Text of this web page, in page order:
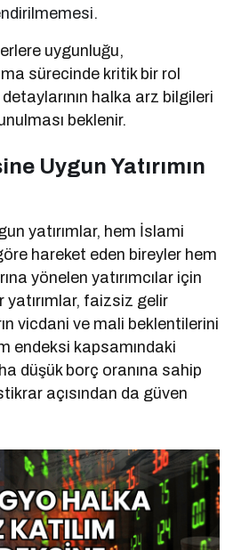
uygunluğu,
sürecinde kritik bir rol
halka arz bilgileri
beklenir.
Uygun Yatırımın
yatırımlar, hem İslami
hareket eden bireyler hem
yönelen yatırımcılar için
faizsiz gelir
vicdani ve mali beklentilerini
endeksi kapsamındaki
düşük borç oranına sahip
açısından da güven